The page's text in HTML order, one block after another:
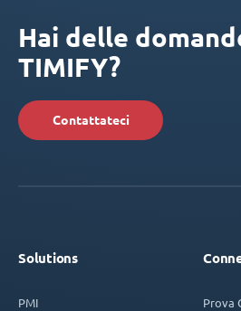
Hai delle
TIMIFY?
Contattateci
Solutions
PMI
Prova